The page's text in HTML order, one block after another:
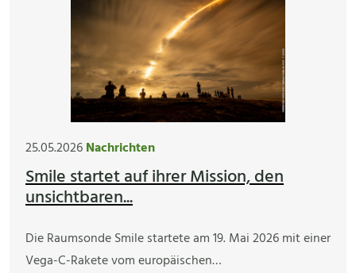
25.05.2026Nachrichten
Smile startet auf ihrer Mission, den
unsichtbaren...
Die Raumsonde Smile startete am 19. Mai 2026 mit einer
Vega-C-Rakete vom europäischen…